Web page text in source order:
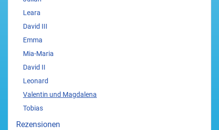
Leara
David III
Emma
Mia-Maria
David II
Leonard
Valentin und Magdalena
Tobias
Rezensionen